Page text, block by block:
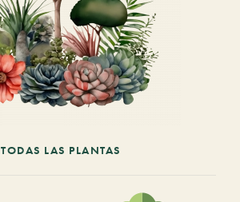
TODAS LAS PLANTAS